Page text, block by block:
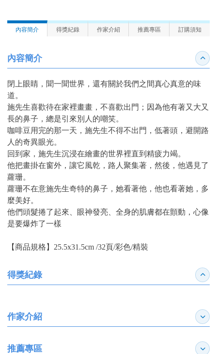
內容簡介 得獎紀錄 作家介紹 推薦專區 訂購須知
內容簡介 收合
閉上眼睛，聞一聞世界，還有關於我們之間真心真意的味
道。
施先生喜歡待在家裡畫畫，不喜歡出門；因為他有著又大又
長的鼻子，總是引來別人的嘲笑。
咖啡豆用完的那一天，施先生不得不出門，低著頭，避開路
人的奇異眼光。
回到家，施先生沉浸在繪畫的世界裡直到精疲力竭。
他把畫掛在窗外，讓它風乾，路人聚集著，然後，他遇見了
蘿珊。
蘿珊不在意施先生奇特的鼻子，她看著他，他也看著她，多
麼美好。
他們頭髮捲了起來、眼神發亮、全身的肌膚都在顫動，心像
是要爆炸了一樣
【商品規格】25.5x31.5cm /32頁/彩色/精裝
得獎紀錄 收合
作家介紹 展開
推薦專區 展開